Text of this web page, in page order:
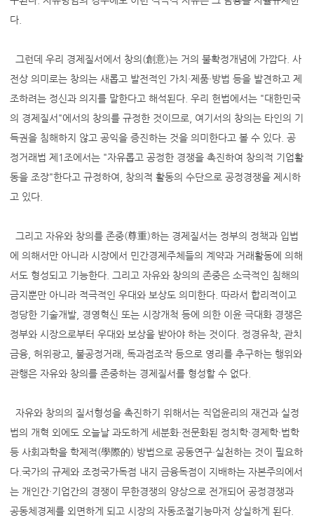
다.
그런데 우리 경제질서에서 창의(創意)는 거의 불확정개념에 가깝다. 사
전상 의미로는 창의는 새롭고 발전적인 가치·제품·방법 등을 발견하고 제
조하려는 정신과 의지를 말한다고 해석된다. 우리 헌법에서는 "대한민국
의 경제질서"에서의 창의를 규정한 것이므로, 여기서의 창의는 타인의 기
득권을 침해하지 않고 공익을 증진하는 것을 의미한다고 볼 수 있다. 공
정거래법 제1조에서는 "자유롭고 공정한 경쟁을 촉진하여 창의적 기업활
동을 조장"한다고 규정하여, 창의적 활동의 수단으로 공정경쟁을 제시하
고 있다.
그리고 자유와 창의를 존중(尊重)하는 경제질서는 정부의 정책과 입법
에 의해서만 아니라 시장에서 민간경제주체들의 계약과 거래활동에 의해
서도 형성되고 기능한다. 그리고 자유와 창의의 존중은 소극적인 침해의
금지뿐만 아니라 적극적인 우대와 보상도 의미한다. 따라서 합리적이고
정당한 기술개발, 경영혁신 또는 시장개척 등에 의한 이윤 극대화 경쟁은
정부와 시장으로부터 우대와 보상을 받아야 하는 것이다. 정경유착, 관치
금융, 허위광고, 불공정거래, 독과점조작 등으로 영리를 추구하는 행위와
관행은 자유와 창의를 존중하는 경제질서를 형성할 수 없다.
자유와 창의의 질서형성을 촉진하기 위해서는 직업윤리의 재건과 실정
법의 개혁 외에도 오늘날 과도하게 세분화·전문화된 정치학·경제학·법학
등 사회과학을 학제적(學際的) 방법으로 공동연구·실천하는 것이 필요하
다.국가의 규제와 조정국가독점 내지 금융독점이 지배하는 자본주의에서
는 개인간·기업간의 경쟁이 무한경쟁의 양상으로 전개되어 공정경쟁과
공동체경제를 외면하게 되고 시장의 자동조절기능마저 상실하게 된다.